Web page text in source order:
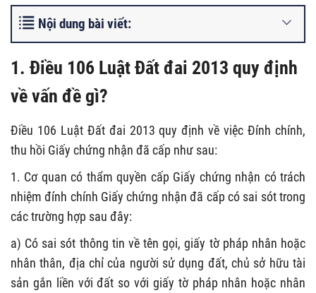
Nội dung bài viết:
1. Điều 106 Luật Đất đai 2013 quy định
về vấn đề gì?
Điều 106 Luật Đất đai 2013 quy định về việc Đính chính,
thu hồi Giấy chứng nhận đã cấp như sau:
1. Cơ quan có thẩm quyền cấp Giấy chứng nhận có trách
nhiệm đính chính Giấy chứng nhận đã cấp có sai sót trong
các trường hợp sau đây:
a) Có sai sót thông tin về tên gọi, giấy tờ pháp nhân hoặc
nhân thân, địa chỉ của người sử dụng đất, chủ sở hữu tài
sản gắn liền với đất so với giấy tờ pháp nhân hoặc nhân